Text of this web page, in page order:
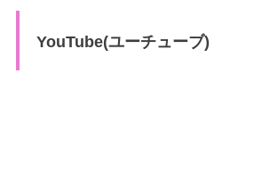
YouTube(ユーチューブ)